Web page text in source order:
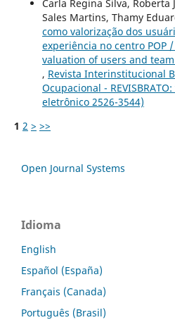
Carla Regina Silva,
Sales Martins, Thamy
como valorização dos
experiência no centro POP
valuation of users and
, Revista Interinstitucional
Ocupacional -
eletrônico 2526-3544)
1 2 > >>
Open Journal Systems
Idioma
English
Español (España)
Français (Canada)
Português (Brasil)